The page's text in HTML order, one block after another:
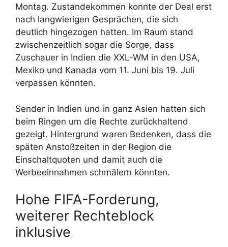
Montag. Zustandekommen konnte der Deal erst
nach langwierigen Gesprächen, die sich
deutlich hingezogen hatten. Im Raum stand
zwischenzeitlich sogar die Sorge, dass
Zuschauer in Indien die XXL-WM in den USA,
Mexiko und Kanada vom 11. Juni bis 19. Juli
verpassen könnten.
Sender in Indien und in ganz Asien hatten sich
beim Ringen um die Rechte zurückhaltend
gezeigt. Hintergrund waren Bedenken, dass die
späten Anstoßzeiten in der Region die
Einschaltquoten und damit auch die
Werbeeinnahmen schmälern könnten.
Hohe FIFA-Forderung,
weiterer Rechteblock
inklusive